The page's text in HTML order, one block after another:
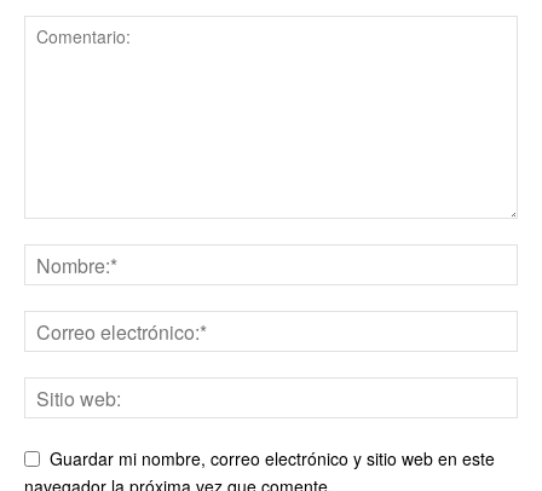
Guardar mi nombre, correo electrónico y sitio web en este
navegador la próxima vez que comente.